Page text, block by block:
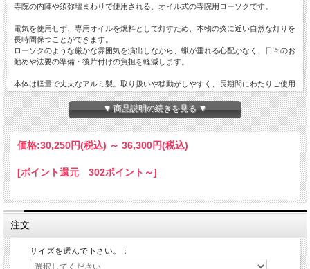
寺院の内陣や須弥壇まわりで使用される、オイル式の寺院用ローソクです。
電気を使用せず、専用オイルを燃料として灯すため、本物の炎に近い自然な灯りを
長時間保つことができます。
ローソクのような厳かな雰囲気を演出しながら、蝋が垂れる心配がなく、日々のお
勤めや法要の準備・後片付けの負担を軽減します。
本体は軽量で丈夫なアルミ製。取り扱いや移動がしやすく、長期間にわたりご使用
いただけます。
火袋部分は安定した燃焼を実現し、寺院の本堂や内陣、各種法要の場にふさわしい
落ち着いた佇まいです。
また、一般的な和ローソクに比べて交換頻度を抑えることができるため、維持管理
の効率化にも役立ちます。
日常のお勤めから年回忌法要、大法要まで幅広く活躍する寺院向けのオイルローソ
寺院の荘厳な空間を美しく演出しながら、実用性にも優れた寺院用灯明具としてお
1対の価格です。色は白のみ。
本体アルミ製
中身のボトルで火力の調節が可能
３００ｃｃオイル付
納期の目安：ご注文後約7日営業日
▼ 商品説明の続きを見る ▼
価格:30,250円(税込) ～ 36,300円(税込)
[ポイント還元 302ポイント～]
注文
サイズを選んで下さい。：